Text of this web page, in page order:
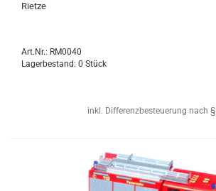
Riet­ze
Art.Nr.: RM0040
Lagerbestand: 0 Stück
inkl. Differenzbesteuerung nach